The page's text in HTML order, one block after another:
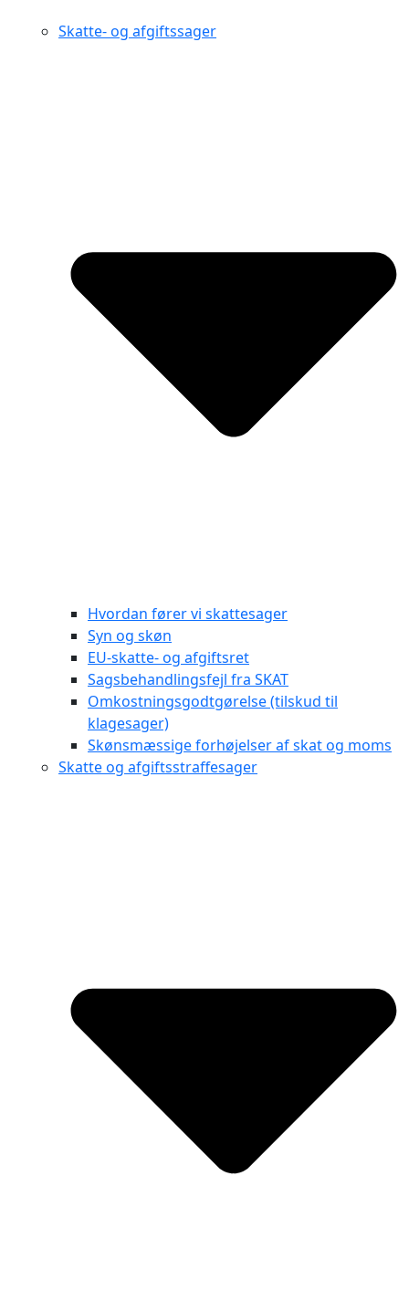
Skatte- og afgiftssager
Hvordan fører vi skattesager
Syn og skøn
EU-skatte- og afgiftsret
Sagsbehandlingsfejl fra SKAT
Omkostningsgodtgørelse (tilskud til
klagesager)
Skønsmæssige forhøjelser af skat og moms
Skatte og afgiftsstraffesager